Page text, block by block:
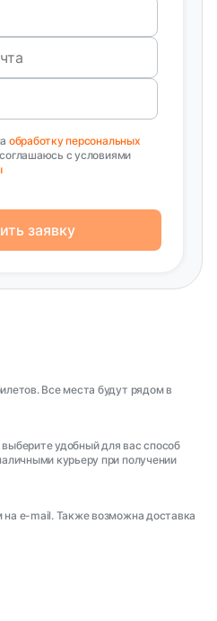
Все места будут рядом в
удобный для вас способ
курьеру при получении
e-mail. Также возможна доставка
обработку персональных
с условиями
заявку